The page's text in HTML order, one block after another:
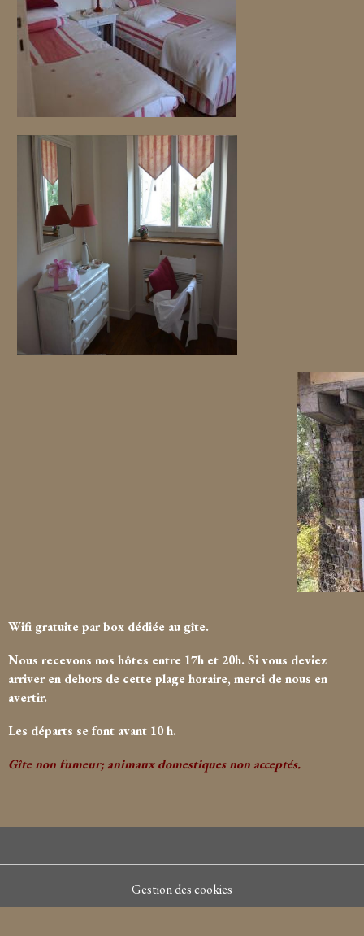
Wifi gratuite par box dédiée au gîte.
Nous recevons nos hôtes entre 17h et 20h. Si vous deviez
arriver en dehors de cette plage horaire, merci de nous en
avertir.
Les départs se font avant 10 h.
Gîte non fumeur; animaux domestiques non acceptés.
Gestion des cookies